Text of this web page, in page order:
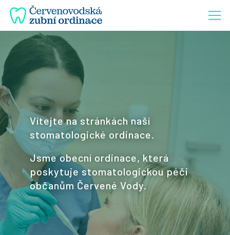
Vítejte na stránkách naší
stomatologické ordinace.
Jsme obecní ordinace, která
poskytuje stomatologickou péči
občanům Červené Vody.